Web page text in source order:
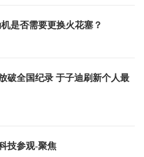
是否需要更换火花塞？
破全国纪录 于子迪刷新个人最
技参观-聚焦